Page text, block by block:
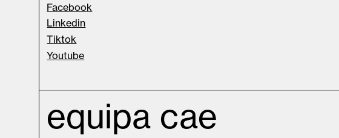
Facebook
Linkedin
Tiktok
Youtube
equipa cae